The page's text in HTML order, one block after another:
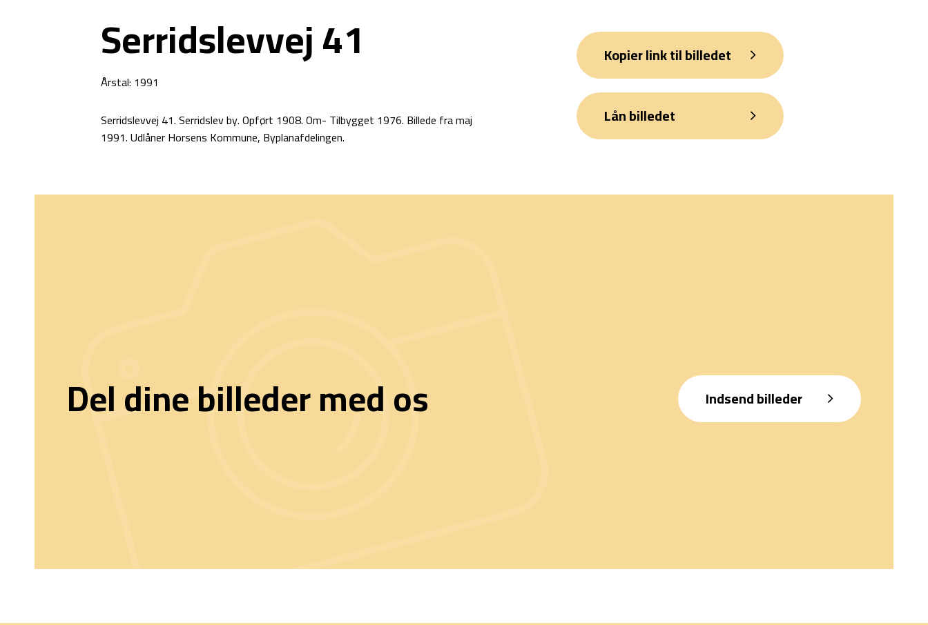
Serridslevvej 41
Årstal: 1991
Serridslevvej 41. Serridslev by. Opført 1908. Om- Tilbygget 1976. Billede fra maj
1991. Udlåner Horsens Kommune, Byplanafdelingen.
Kopier link til billedet
Lån billedet
Del dine billeder med os Indsend billeder